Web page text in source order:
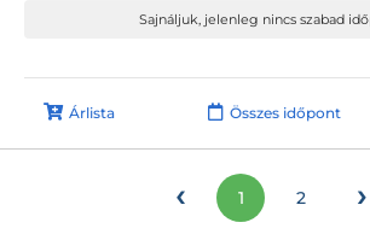
Sajnáljuk, jelenleg nincs szabad
Árlista Összes időpont
‹ 1 2 ›